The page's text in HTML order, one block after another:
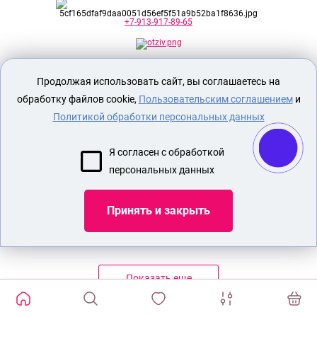
+7-913-917-89-65
Секс шоп Доктор Любви
исключительно для лиц старше 18 лет!
Евразийского соответствия.
ОПЛАТА И ДОСТАВКА
СЕКС ИГРУШКИ
НАБОР БДСМ
Показать еще
Продолжая использовать сайт, вы соглашаетесь на
обработку файлов cookie, Пользовательским соглашениеми
Политикой обработки персональных данных
Я согласен с обработкой
персональных данных
Принять и закрыть